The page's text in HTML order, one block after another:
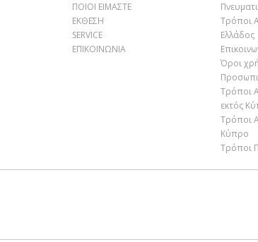
ΠΟΙΟΙ ΕΙΜΑΣΤΕ
ΕΚΘΕΣΗ
SERVICE
ΕΠΙΚΟΙΝΩΝΙΑ
Τρόποι
Ελλάδος
Όροι
Τρόποι
εκτός
Τρόποι
Κύπρο
Τρόποι